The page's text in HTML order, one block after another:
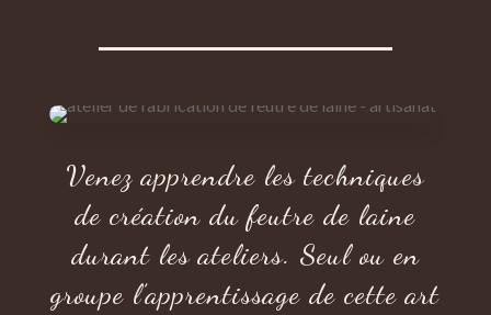
Venez apprendre les techniques
de création du feutre de laine
durant les ateliers. Seul ou en
groupe l’apprentissage de cette art